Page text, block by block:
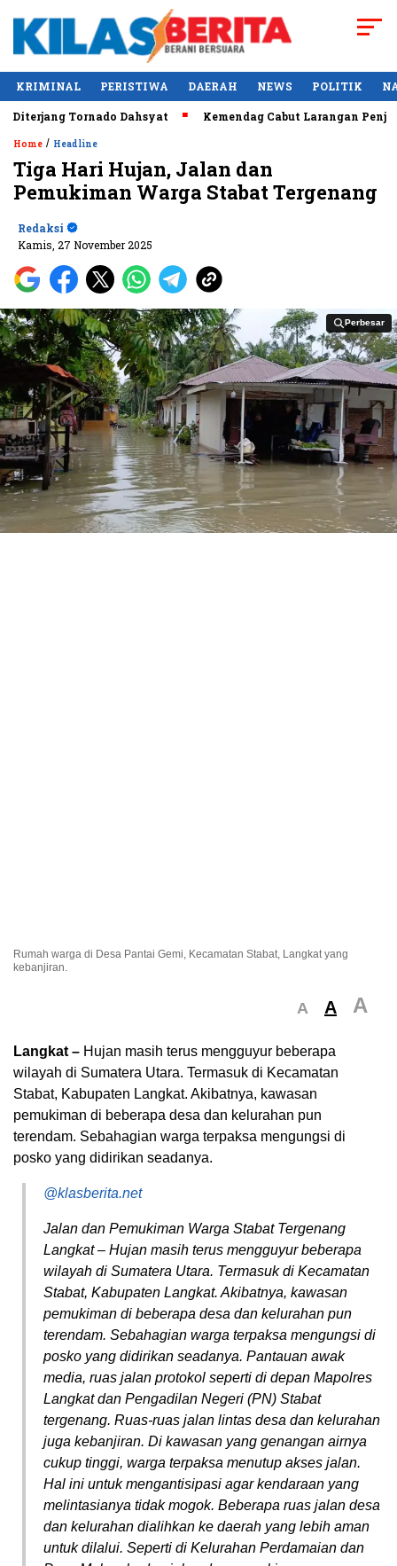
KRIMINAL PERISTIWA DAERAH NEWS POLITIK
Tornado Dahsyat Kemendag Cabut Larangan
Home / Headline
Tiga Hari Hujan, Jalan dan
Pemukiman Warga Stabat Tergenang
Redaksi
Kamis, 27 November 2025
Perbesar
Perbesar
Rumah warga di Desa Pantai Gemi, Kecamatan Stabat, Langkat yang
kebanjiran.
A A A
Langkat – Hujan masih terus mengguyur beberapa
wilayah di Sumatera Utara. Termasuk di Kecamatan
Stabat, Kabupaten Langkat. Akibatnya, kawasan
pemukiman di beberapa desa dan kelurahan pun
terendam. Sebahagian warga terpaksa mengungsi di
posko yang didirikan seadanya.
@klasberita.net
Jalan dan Pemukiman Warga Stabat Tergenang
Langkat – Hujan masih terus mengguyur beberapa
wilayah di Sumatera Utara. Termasuk di Kecamatan
Stabat, Kabupaten Langkat. Akibatnya, kawasan
pemukiman di beberapa desa dan kelurahan pun
terendam. Sebahagian warga terpaksa mengungsi di
posko yang didirikan seadanya. Pantauan awak
media, ruas jalan protokol seperti di depan Mapolres
Langkat dan Pengadilan Negeri (PN) Stabat
tergenang. Ruas-ruas jalan lintas desa dan kelurahan
juga kebanjiran. Di kawasan yang genangan airnya
cukup tinggi, warga terpaksa menutup akses jalan.
Hal ini untuk mengantisipasi agar kendaraan yang
melintasianya tidak mogok. Beberapa ruas jalan desa
dan kelurahan dialihkan ke daerah yang lebih aman
untuk dilalui. Seperti di Kelurahan Perdamaian dan